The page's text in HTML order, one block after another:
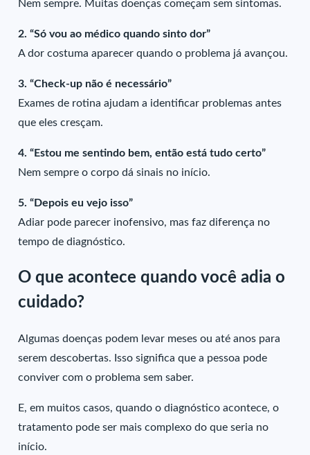
Nem sempre. Muitas doenças começam sem sintomas.
2. “Só vou ao médico quando sinto dor”
A dor costuma aparecer quando o problema já avançou.
3. “Check-up não é necessário”
Exames de rotina ajudam a identificar problemas antes
que eles cresçam.
4. “Estou me sentindo bem, então está tudo certo”
Nem sempre o corpo dá sinais no início.
5. “Depois eu vejo isso”
Adiar pode parecer inofensivo, mas faz diferença no
tempo de diagnóstico.
O que acontece quando você adia o
cuidado?
Algumas doenças podem levar meses ou até anos para
serem descobertas. Isso significa que a pessoa pode
conviver com o problema sem saber.
E, em muitos casos, quando o diagnóstico acontece, o
tratamento pode ser mais complexo do que seria no
início.